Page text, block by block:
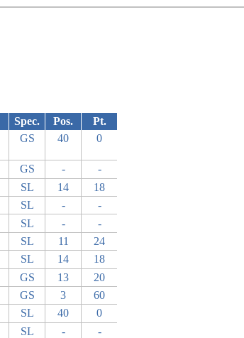
Spec. Pos.
Pt.
GS 40 0
GS -
-
SL 14
18
SL -
-
SL -
-
SL 11
24
SL 14
18
GS 13
20
GS 3
60
SL 40
0
SL -
-